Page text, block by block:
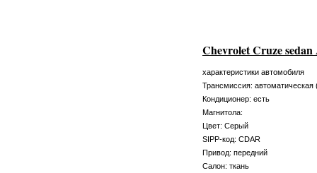
Chevrolet Cruze
характеристики автомобиля
Трансмиссия: автоматическая
Кондиционер: есть
Магнитола:
Цвет: Серый
SIPP-код: CDAR
Привод: передний
Салон: ткань